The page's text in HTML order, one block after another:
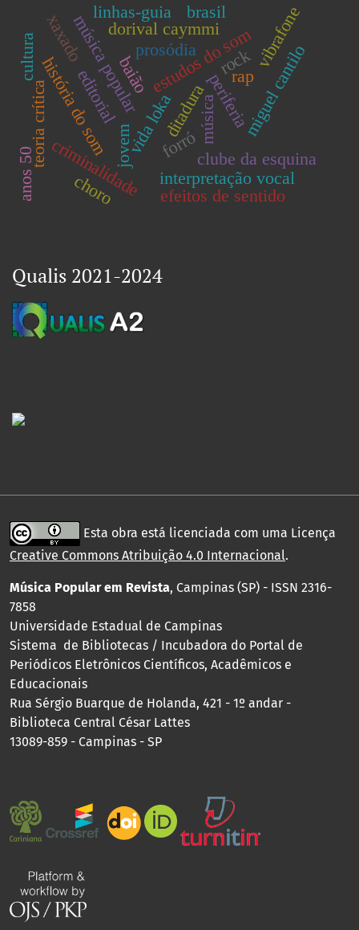
rap
vida loka
jovem
criminalidade
periferiamiguel cantilo
rock
ditadura
música popular
clube da esquina
história do som estudos do som
teoria crítica
dorival caymmi
música
editorial
interpretação vocal
prosódia
efeitos de sentido
choro
vibrafone
baião
forró
xaxado linhas-guia brasil
anos 50
cultura
Qualis 2021-2024
Esta obra está licenciada com uma Licença
Creative Commons Atribuição 4.0 Internacional.
Música Popular em Revista, Campinas (SP) - ISSN 2316-
7858
Universidade Estadual de Campinas
Sistema de Bibliotecas / Incubadora do Portal de
Periódicos Eletrônicos Científicos, Acadêmicos e
Educacionais
Rua Sérgio Buarque de Holanda, 421 - 1º andar -
Biblioteca Central César Lattes
13089-859 - Campinas - SP